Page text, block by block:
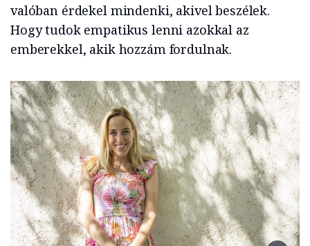
valóban érdekel mindenki, akivel beszélek.
Hogy tudok empatikus lenni azokkal az
emberekkel, akik hozzám fordulnak.